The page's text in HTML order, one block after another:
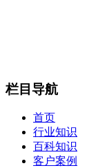
栏目导航
首页
行业知识
百科知识
客户案例